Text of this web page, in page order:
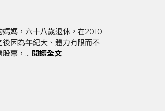
因為年紀大、體力有限而不
票，... 閱讀全文